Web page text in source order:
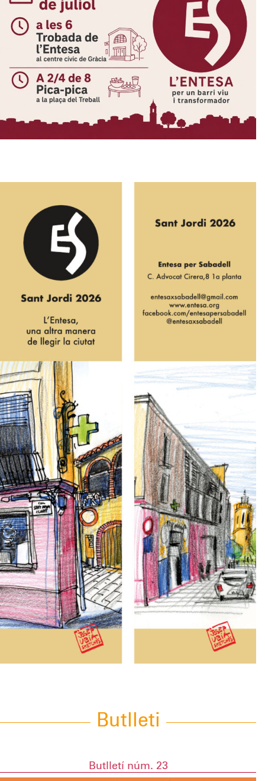
Butlleti
Butlletí núm. 23